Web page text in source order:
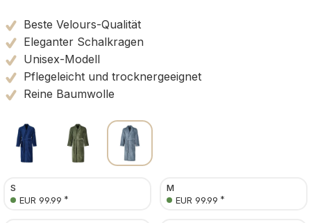
Beste Velours-Qualität
Eleganter Schalkragen
Unisex-Modell
Pflegeleicht und trocknergeeignet
Reine Baumwolle
S
EUR 99.99 *
M
EUR 99.99 *